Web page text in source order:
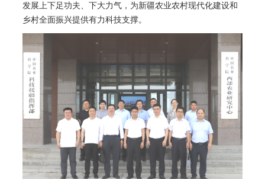
发展上下足功夫、下大力气，为新疆农业农村现代化建设和
乡村全面振兴提供有力科技支撑。